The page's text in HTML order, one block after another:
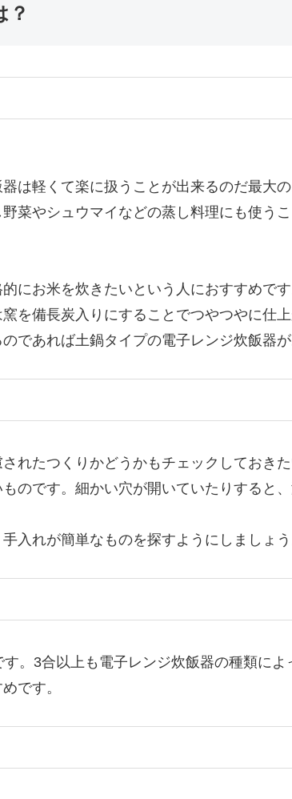
？
は軽くて楽に扱うことが出来るのだ最大
菜やシュウマイなどの蒸し料理にも使う
にお米を炊きたいという人におすすめで
を備長炭入りにすることでつやつやに仕
であれば土鍋タイプの電子レンジ炊飯器が
れたつくりかどうかもチェックしておき
のです。細かい穴が開いていたりすると
入れが簡単なものを探すようにしましょう
。3合以上も電子レンジ炊飯器の種類に
です。